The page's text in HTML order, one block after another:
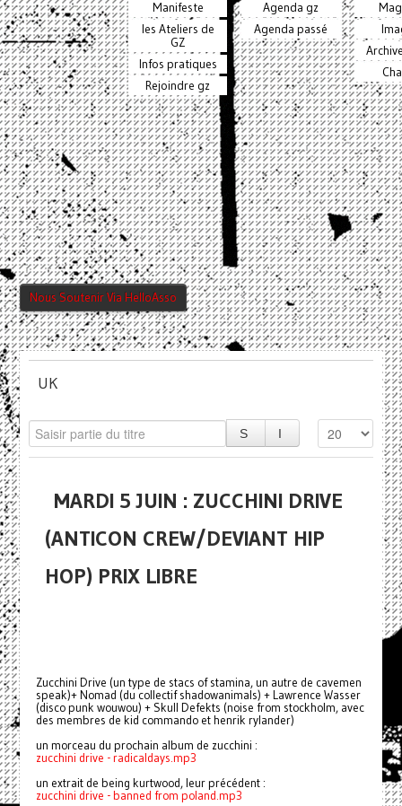
Manifeste
les Ateliers de
GZ
Infos pratiques
Rejoindre gz
Agenda gz
Agenda passé
Nous Soutenir Via HelloAsso
UK
MARDI 5 JUIN : ZUCCHINI DRIVE
(ANTICON CREW/DEVIANT HIP
HOP) PRIX LIBRE
Zucchini Drive (un type de stacs of stamina, un autre de cavemen
speak)+ Nomad (du collectif shadowanimals) + Lawrence Wasser
(disco punk wouwou) + Skull Defekts (noise from stockholm, avec
des membres de kid commando et henrik rylander)
un morceau du prochain album de zucchini :
zucchini drive - radicaldays.mp3
un extrait de being kurtwood, leur précédent :
zucchini drive - banned from poland.mp3